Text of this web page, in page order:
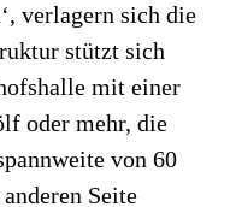
verlagern sich die
stützt sich
mit einer
oder mehr, die
von 60
Seite